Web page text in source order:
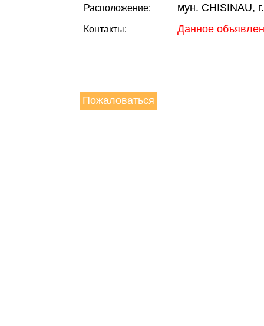
Расположение: мун. CHISINAU,
Контакты: Данное
Пожаловаться